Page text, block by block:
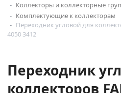
Коллекторы и коллекторные
Комплектующие к коллекторам
Переходник угловой для
4050 3412
Переходник
коллекторов